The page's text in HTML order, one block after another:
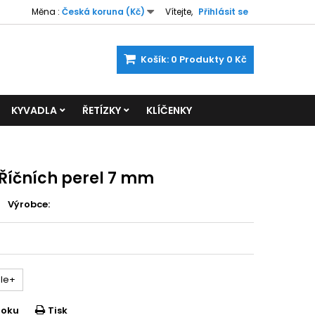
Vítejte, Přihlásit se
Měna : Česká koruna (Kč)
Košík: 0 Produkty 0 Kč
KYVADLA ŘETÍZKY KLÍČENKY
perel 7 mm
Výrobce:
Tisk